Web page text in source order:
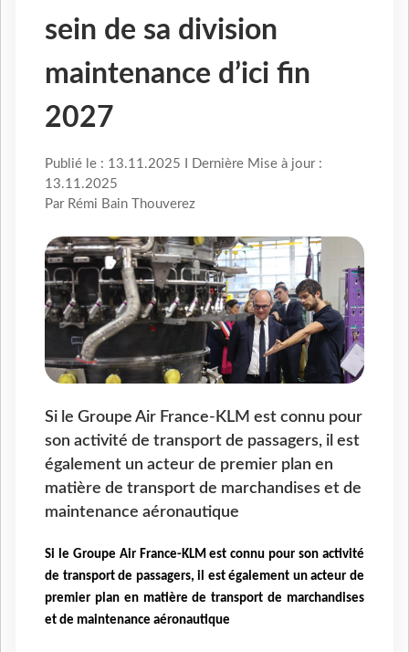
sein de sa division
maintenance d’ici fin
2027
Publié le : 13.11.2025 I Dernière Mise à jour :
13.11.2025
Par Rémi Bain Thouverez
Si le Groupe Air France-KLM est connu pour
son activité de transport de passagers, il est
également un acteur de premier plan en
matière de transport de marchandises et de
maintenance aéronautique
Si le Groupe Air France-KLM est connu pour son activité
de transport de passagers, il est également un acteur de
premier plan en matière de transport de marchandises
et de maintenance aéronautique